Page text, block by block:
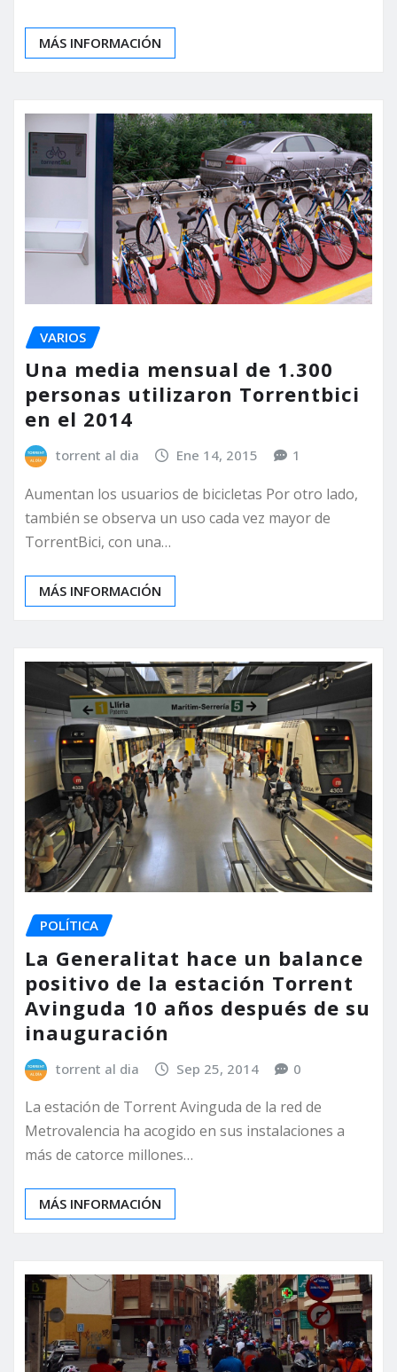
MÁS INFORMACIÓN
VARIOS
Una media mensual de 1.300
personas utilizaron Torrentbici
en el 2014
torrent al dia Ene 14, 2015 1
Aumentan los usuarios de bicicletas Por otro lado,
también se observa un uso cada vez mayor de
TorrentBici, con una…
MÁS INFORMACIÓN
POLÍTICA
La Generalitat hace un balance
positivo de la estación Torrent
Avinguda 10 años después de su
inauguración
torrent al dia Sep 25, 2014 0
La estación de Torrent Avinguda de la red de
Metrovalencia ha acogido en sus instalaciones a
más de catorce millones…
MÁS INFORMACIÓN